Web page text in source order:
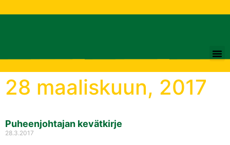
28 maaliskuun, 2017
Puheenjohtajan kevätkirje
28.3.2017